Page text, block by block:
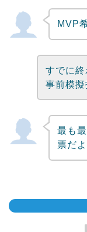
MVP
すでに終
事前模
最も
票だよ